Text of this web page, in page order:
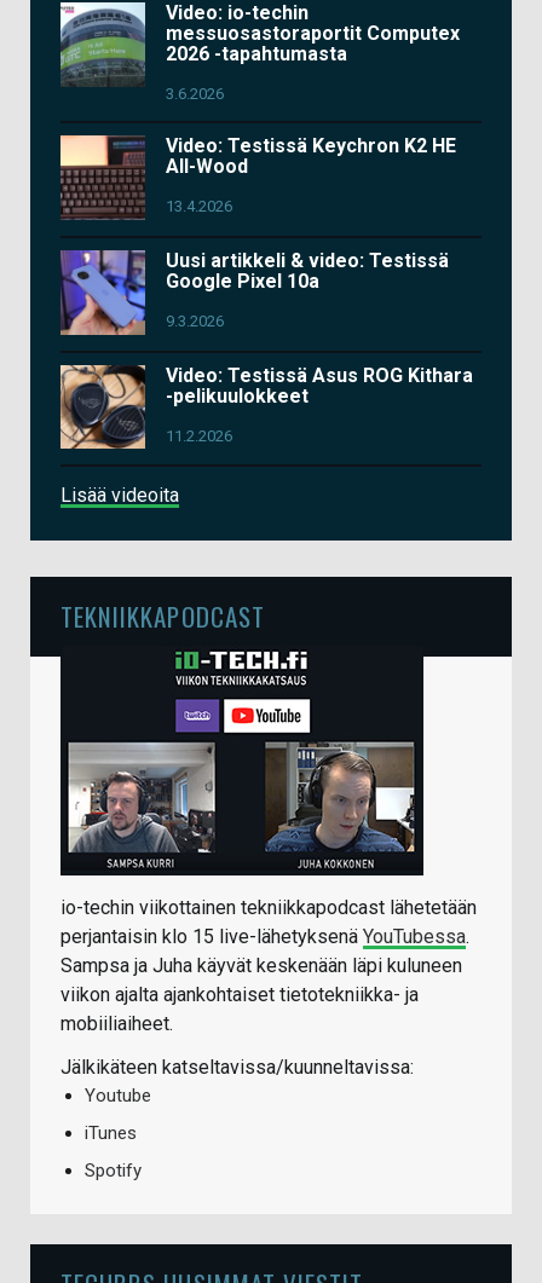
Video: io-techin
messuosastoraportit Computex
2026 -tapahtumasta
3.6.2026
Video: Testissä Keychron K2 HE
All-Wood
13.4.2026
Uusi artikkeli & video: Testissä
Google Pixel 10a
9.3.2026
Video: Testissä Asus ROG Kithara
-pelikuulokkeet
11.2.2026
Lisää videoita
TEKNIIKKAPODCAST
io-techin viikottainen tekniikkapodcast lähetetään
perjantaisin klo 15 live-lähetyksenä YouTubessa.
Sampsa ja Juha käyvät keskenään läpi kuluneen
viikon ajalta ajankohtaiset tietotekniikka- ja
mobiiliaiheet.
Jälkikäteen katseltavissa/kuunneltavissa:
Youtube
iTunes
Spotify